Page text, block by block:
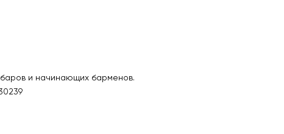
и начинающих барменов.